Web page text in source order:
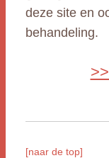
deze site en
behandeling.
[naar de top]